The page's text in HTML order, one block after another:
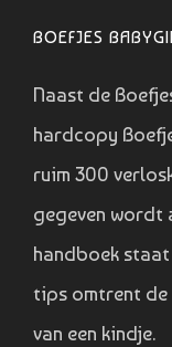
BOEFJES
Naast de
hardcopy
ruim 300
gegeven wordt
handboek
tips omtrent de
van een kindje.